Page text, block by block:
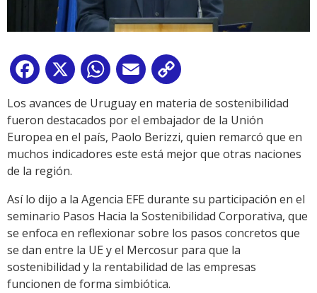
Facebook
X WhatsApp
Email
Link
Los avances de Uruguay en materia de sostenibilidad
fueron destacados por el embajador de la Unión
Europea en el país, Paolo Berizzi, quien remarcó que en
muchos indicadores este está mejor que otras naciones
de la región.
Así lo dijo a la Agencia EFE durante su participación en el
seminario Pasos Hacia la Sostenibilidad Corporativa, que
se enfoca en reflexionar sobre los pasos concretos que
se dan entre la UE y el Mercosur para que la
sostenibilidad y la rentabilidad de las empresas
funcionen de forma simbiótica.